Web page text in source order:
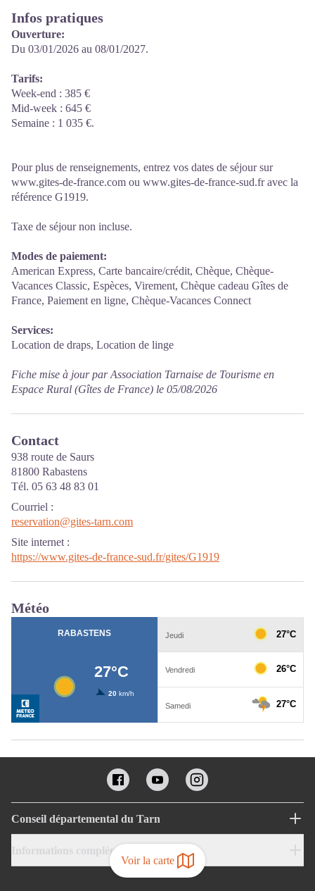
Voir la carte
Infos pratiques
Ouverture:
Du 03/01/2026 au 08/01/2027.
Tarifs:
Week-end : 385 €
Mid-week : 645 €
Semaine : 1 035 €.
Pour plus de renseignements, entrez vos dates de séjour sur
www.gites-de-france.com ou www.gites-de-france-sud.fr avec la
référence G1919.
Taxe de séjour non incluse.
Modes de paiement:
American Express, Carte bancaire/crédit, Chèque, Chèque-
Vacances Classic, Espèces, Virement, Chèque cadeau Gîtes de
France, Paiement en ligne, Chèque-Vacances Connect
Services:
Location de draps, Location de linge
Fiche mise à jour par Association Tarnaise de Tourisme en
Espace Rural (Gîtes de France) le 05/08/2026
Contact
938 route de Saurs
81800 Rabastens
Tél. 05 63 48 83 01
Courriel :
reservation@gites-tarn.com
Site internet :
https://www.gites-de-france-sud.fr/gites/G1919
Météo
Conseil départemental du Tarn
Informations complémentaires